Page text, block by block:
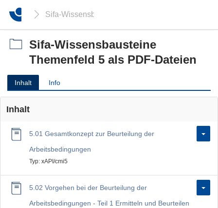
Sifa-Wissensbausteine Themenfeld 5 als PDF-
Sifa-Wissensbausteine
Themenfeld 5 als PDF-Dateien
Inhalt Info
Inhalt
5.01 Gesamtkonzept zur Beurteilung der
Arbeitsbedingungen
Typ: xAPI/cmi5
5.02 Vorgehen bei der Beurteilung der
Arbeitsbedingungen - Teil 1 Ermitteln und Beurteilen